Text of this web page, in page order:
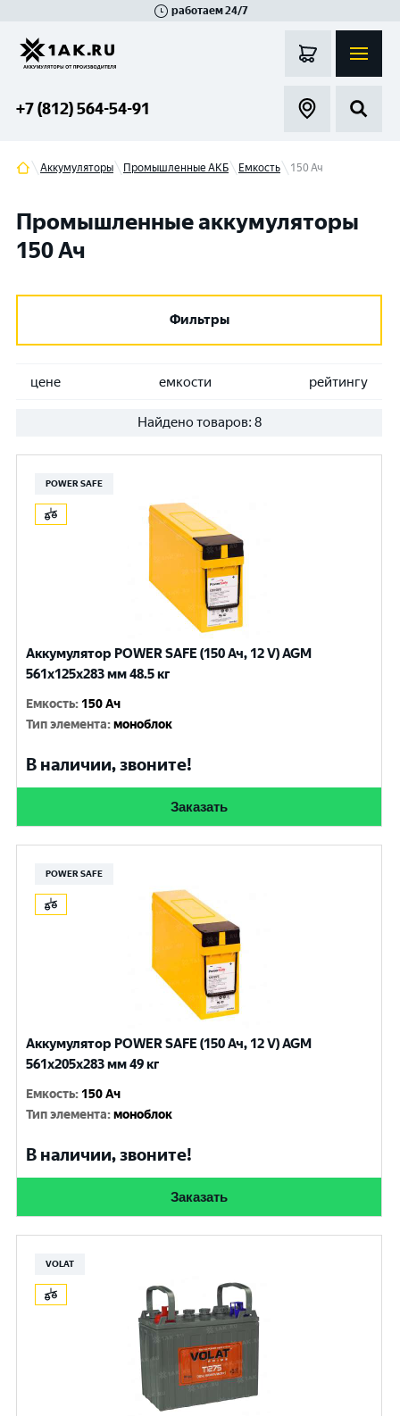
работаем 24/7
+7 (812) 564-54-91
Аккумуляторы Промышленные АКБ Емкость 150 Ач
Промышленные аккумуляторы
150 Ач
Фильтры
цене емкости рейтингу
Найдено товаров: 8
POWER SAFE
Аккумулятор POWER SAFE (150 Ач, 12 V) AGM
561x125x283 мм 48.5 кг
Емкость: 150 Ач
Тип элемента:моноблок
В наличии, звоните!
Заказать
POWER SAFE
Аккумулятор POWER SAFE (150 Ач, 12 V) AGM
561x205x283 мм 49 кг
Емкость: 150 Ач
Тип элемента:моноблок
В наличии, звоните!
Заказать
VOLAT
Гатчина